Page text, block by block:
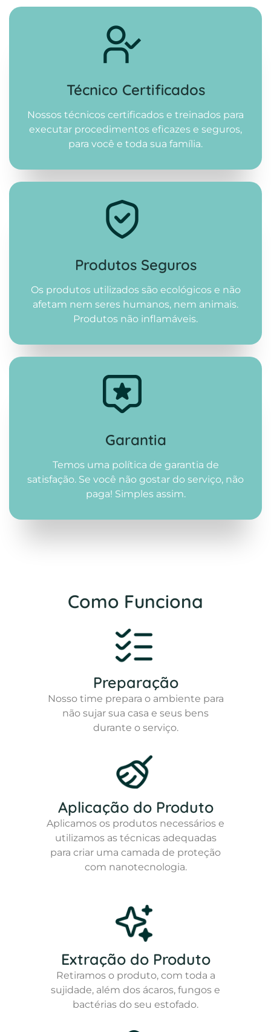
Técnico Certificados
Nossos técnicos certificados e treinados para
executar procedimentos eficazes e seguros,
para você e toda sua família.
Produtos Seguros
Os produtos utilizados são ecológicos e não
afetam nem seres humanos, nem animais.
Produtos não inflamáveis.
Garantia
Temos uma política de garantia de
satisfação. Se você não gostar do serviço, não
paga! Simples assim.
Como Funciona
Preparação
Nosso time prepara o ambiente para
não sujar sua casa e seus bens
durante o serviço.
Aplicação do Produto
Aplicamos os produtos necessários e
utilizamos as técnicas adequadas
para criar uma camada de proteção
com nanotecnologia.
Extração do Produto
Retiramos o produto, com toda a
sujidade, além dos ácaros, fungos e
bactérias do seu estofado.